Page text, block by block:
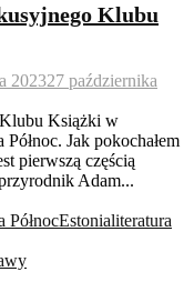
Klubu
202327 października
Książki w
Jak pokochałem
pierwszą częścią
Adam...
PółnocEstonialiteratura